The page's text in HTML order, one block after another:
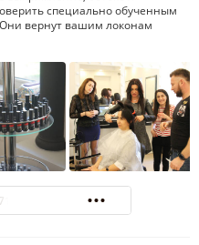
специально обученным
вернут вашим локонам
13-13